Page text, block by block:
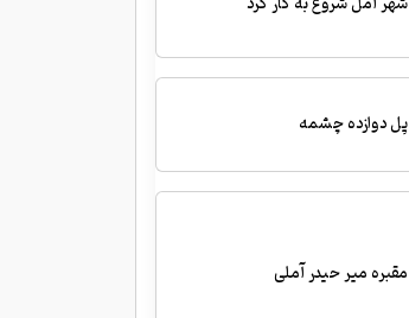
پل دوازده چشمه
مقبره میر حیدر آملی